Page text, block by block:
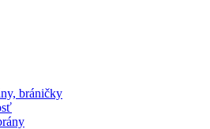
bráničky